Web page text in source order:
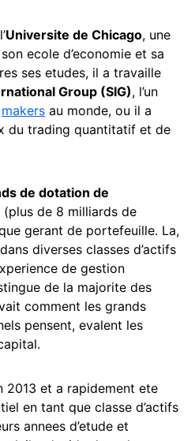
Universite de Chicago, une
ecole d’economie et sa
ses etudes, il a travaille
Group (SIG), l’un
makers au monde, ou il a
du trading quantitatif et de
de dotation de
(plus de 8 milliards de
gerant de portefeuille. La,
diverses classes d’actifs
de gestion
de la majorite des
comment les grands
pensent, evalent les
2013 et a rapidement ete
en tant que classe d’actifs
annees d’etude et